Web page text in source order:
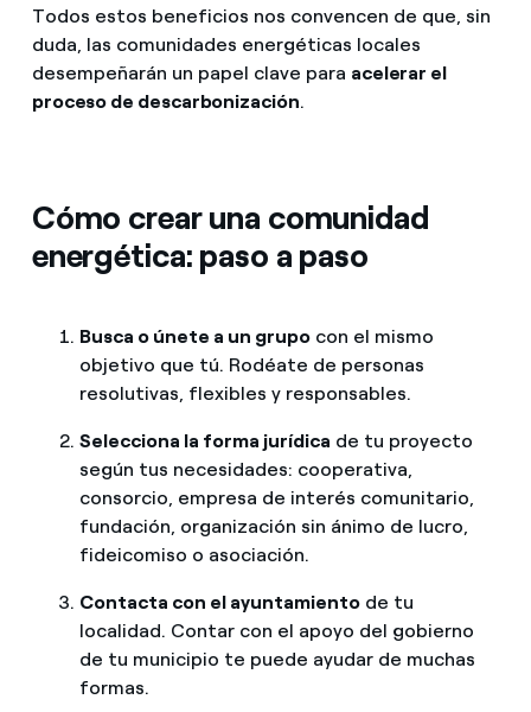
Todos estos beneficios nos convencen de que, sin
duda, las comunidades energéticas locales
desempeñarán un papel clave para acelerar el
proceso de descarbonización.
Cómo crear una comunidad
energética: paso a paso
Busca o únete a un grupocon el mismo
objetivo que tú. Rodéate de personas
resolutivas, flexibles y responsables.
Selecciona la forma jurídica de tu proyecto
según tus necesidades: cooperativa,
consorcio, empresa de interés comunitario,
fundación, organización sin ánimo de lucro,
fideicomiso o asociación.
Contacta con el ayuntamientode tu
localidad. Contar con el apoyo del gobierno
de tu municipio te puede ayudar de muchas
formas.